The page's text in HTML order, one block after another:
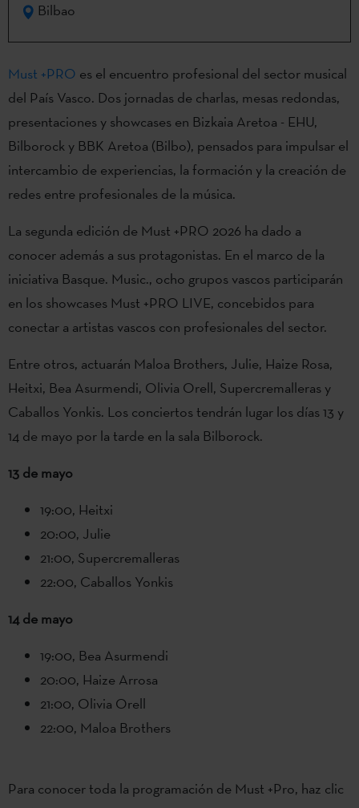
Bilbao
Must +PRO es el encuentro profesional del sector musical
del País Vasco. Dos jornadas de charlas, mesas redondas,
presentaciones y showcases en Bizkaia Aretoa - EHU,
Bilborock y BBK Aretoa (Bilbo), pensados para impulsar el
intercambio de experiencias, la formación y la creación de
redes entre profesionales de la música.
La segunda edición de Must +PRO 2026 ha dado a
conocer además a sus protagonistas. En el marco de la
iniciativa Basque. Music., ocho grupos vascos participarán
en los showcases Must +PRO LIVE, concebidos para
conectar a artistas vascos con profesionales del sector.
Entre otros, actuarán Maloa Brothers, Julie, Haize Rosa,
Heitxi, Bea Asurmendi, Olivia Orell, Supercremalleras y
Caballos Yonkis. Los conciertos tendrán lugar los días 13 y
14 de mayo por la tarde en la sala Bilborock.
13 de mayo
19:00, Heitxi
20:00, Julie
21:00, Supercremalleras
22:00, Caballos Yonkis
14 de mayo
19:00, Bea Asurmendi
20:00, Haize Arrosa
21:00, Olivia Orell
22:00, Maloa Brothers
Para conocer toda la programación de Must +Pro, haz clic